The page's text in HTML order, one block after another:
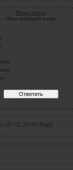
. . . . . . . . . . . . . . . . . . . . . . . .
Мини опрос
«Ваш любимый жанр»
. . . . . . . . . . . . . . . . . . . . . . . .
(07.02.2014) [Engl]